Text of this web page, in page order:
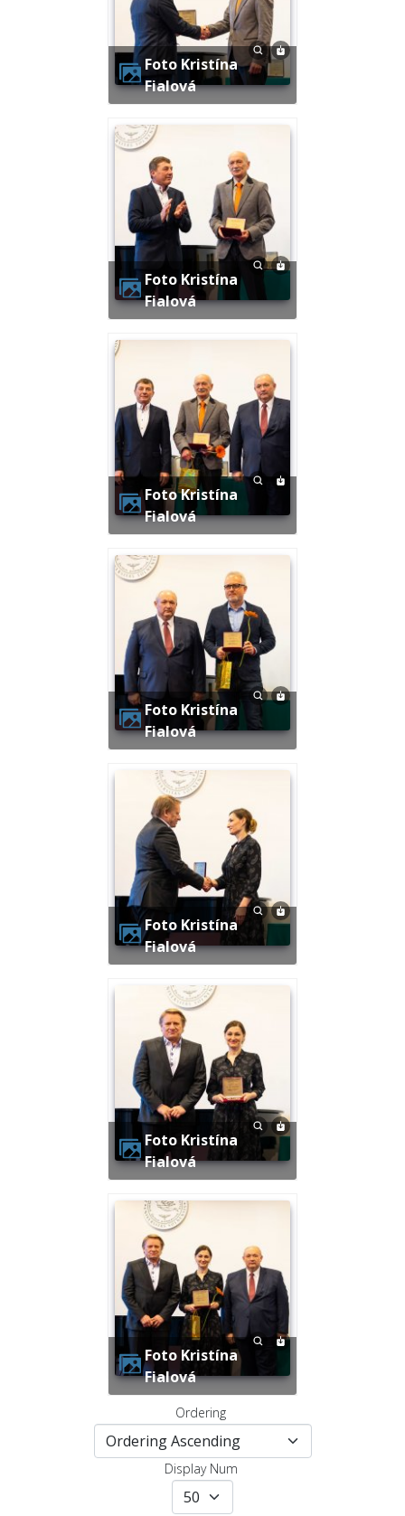
Foto Kristína
Fialová
Foto Kristína
Fialová
Foto Kristína
Fialová
Foto Kristína
Fialová
Foto Kristína
Fialová
Foto Kristína
Fialová
Foto Kristína
Fialová
Ordering
Display Num